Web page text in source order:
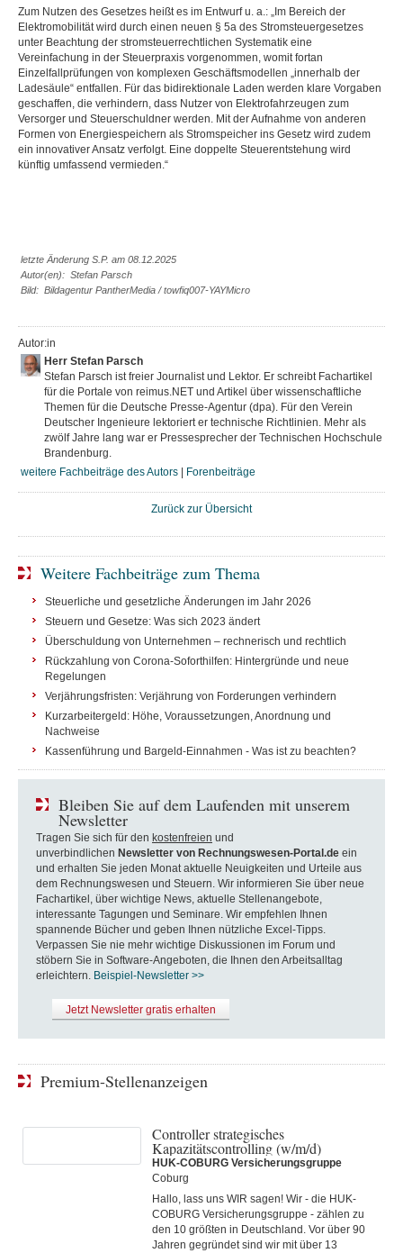
Zum Nutzen des Gesetzes heißt es im Entwurf u. a.: „Im Bereich der
Elektromobilität wird durch einen neuen § 5a des Stromsteuergesetzes
unter Beachtung der stromsteuerrechtlichen Systematik eine
Vereinfachung in der Steuerpraxis vorgenommen, womit fortan
Einzelfallprüfungen von komplexen Geschäftsmodellen „innerhalb der
Ladesäule“ entfallen. Für das bidirektionale Laden werden klare Vorgaben
geschaffen, die verhindern, dass Nutzer von Elektrofahrzeugen zum
Versorger und Steuerschuldner werden. Mit der Aufnahme von anderen
Formen von Energiespeichern als Stromspeicher ins Gesetz wird zudem
ein innovativer Ansatz verfolgt. Eine doppelte Steuerentstehung wird
künftig umfassend vermieden.“
letzte Änderung S.P. am 08.12.2025
Autor(en): Stefan Parsch
Bild: Bildagentur PantherMedia / towfiq007-YAYMicro
Autor:in
Herr Stefan Parsch
Stefan Parsch ist freier Journalist und Lektor. Er schreibt Fachartikel
für die Portale von reimus.NET und Artikel über wissenschaftliche
Themen für die Deutsche Presse-Agentur (dpa). Für den Verein
Deutscher Ingenieure lektoriert er technische Richtlinien. Mehr als
zwölf Jahre lang war er Pressesprecher der Technischen Hochschule
Brandenburg.
weitere Fachbeiträge des Autors
Forenbeiträge
Zurück zur Übersicht
Weitere Fachbeiträge zum Thema
Steuerliche und gesetzliche Änderungen im Jahr 2026
Steuern und Gesetze: Was sich 2023 ändert
Überschuldung von Unternehmen – rechnerisch und rechtlich
Rückzahlung von Corona-Soforthilfen: Hintergründe und neue
Regelungen
Verjährungsfristen: Verjährung von Forderungen verhindern
Kurzarbeitergeld: Höhe, Voraussetzungen, Anordnung und
Nachweise
Kassenführung und Bargeld-Einnahmen - Was ist zu beachten?
Bleiben Sie auf dem Laufenden mit unserem
Newsletter
Tragen Sie sich für den kostenfreien und
unverbindlichen Newsletter von Rechnungswesen-Portal.de ein
und erhalten Sie jeden Monat aktuelle Neuigkeiten und Urteile aus
dem Rechnungswesen und Steuern. Wir informieren Sie über neue
Fachartikel, über wichtige News, aktuelle Stellenangebote,
interessante Tagungen und Seminare. Wir empfehlen Ihnen
spannende Bücher und geben Ihnen nützliche Excel-Tipps.
Verpassen Sie nie mehr wichtige Diskussionen im Forum und
stöbern Sie in Software-Angeboten, die Ihnen den Arbeitsalltag
erleichtern. Beispiel-Newsletter >>
Jetzt Newsletter gratis erhalten
Premium-Stellenanzeigen
Controller strategisches
Kapazitätscontrolling (w/m/d)
HUK-COBURG Versicherungsgruppe
Coburg
Hallo, lass uns WIR sagen! Wir - die HUK-
COBURG Versicherungsgruppe - zählen zu
den 10 größten in Deutschland. Vor über 90
Jahren gegründet sind wir mit über 13